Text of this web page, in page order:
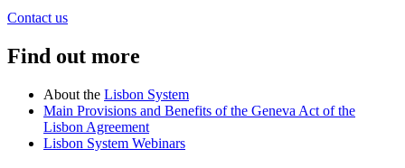
Contact us
Find out more
About the Lisbon System
Main Provisions and Benefits of the Geneva Act of the
Lisbon Agreement
Lisbon System Webinars